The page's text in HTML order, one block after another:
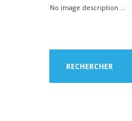
No image description ...